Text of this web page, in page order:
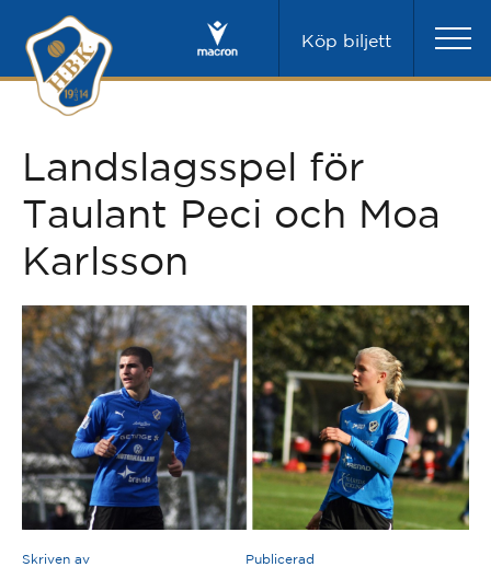
Köp biljett
Landslagsspel för
Taulant Peci och Moa
Karlsson
Skriven av Publicerad